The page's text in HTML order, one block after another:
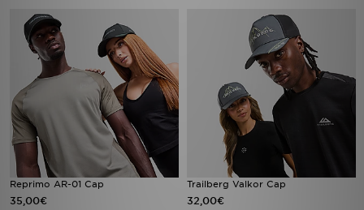
Reprimo AR-01 Cap
35,00€
Trailberg Valkor Cap
32,00€